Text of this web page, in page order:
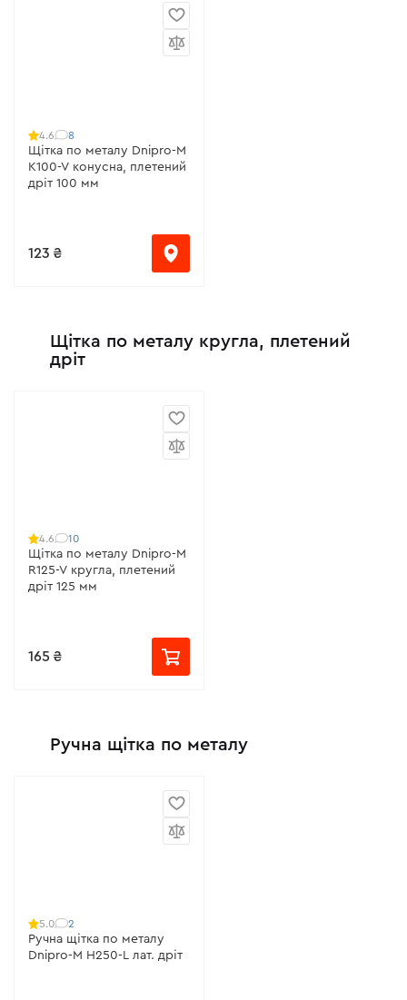
4.6 8
Щітка по металу Dnipro-M
K100-V конусна, плетений
дріт 100 мм
123 ₴
Щітка по металу кругла, плетений
дріт
4.6 10
Щітка по металу Dnipro-M
R125-V кругла, плетений
дріт 125 мм
165 ₴
Ручна щітка по металу
5.0 2
Ручна щітка по металу
Dnipro-M H250-L лат. дріт